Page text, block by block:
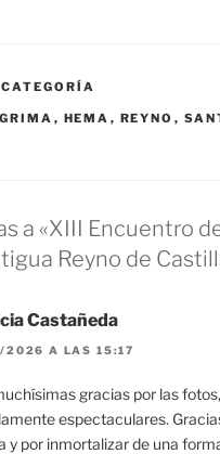
, HEMA , REYNO ,
a «XIII Encuentro
Reyno de
Castañeda
A LAS 15:17
gracias por las
espectaculares.
y por inmortalizar de una